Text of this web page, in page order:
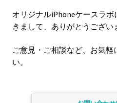
オリジナルiPhoneケースラ
きまして、ありがとうござい
ご意見・ご相談など、お気軽
い。